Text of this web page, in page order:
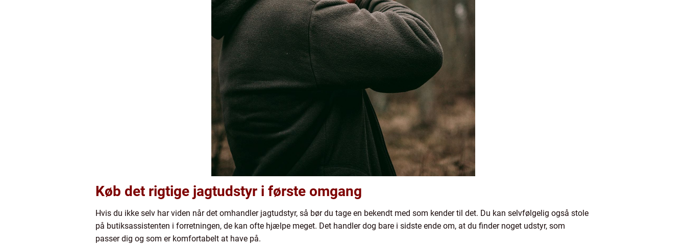
Køb det rigtige jagtudstyr i første omgang
Hvis du ikke selv har viden når det omhandler jagtudstyr, så bør du tage en bekendt med som kender til det. Du kan selvfølgelig også stole
på butiksassistenten i forretningen, de kan ofte hjælpe meget. Det handler dog bare i sidste ende om, at du finder noget udstyr, som
passer dig og som er komfortabelt at have på.